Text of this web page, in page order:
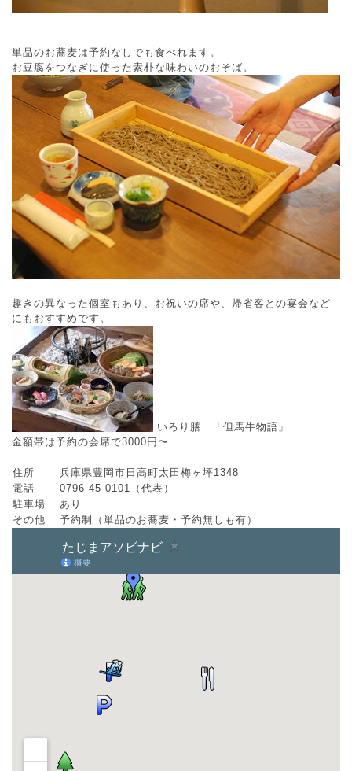
単品のお蕎麦は予約なしでも食べれます。
お豆腐をつなぎに使った素朴な味わいのおそば。
趣きの異なった個室もあり、お祝いの席や、帰省客との宴会など
にもおすすめです。
いろり膳 「但馬牛物語」
金額帯は予約の会席で3000円〜
住所
兵庫県豊岡市日高町太田梅ヶ坪1348
電話
0796-45-0101（代表）
駐車場
あり
その他
予約制（単品のお蕎麦・予約無しも有）